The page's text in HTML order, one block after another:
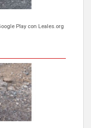
con marca de